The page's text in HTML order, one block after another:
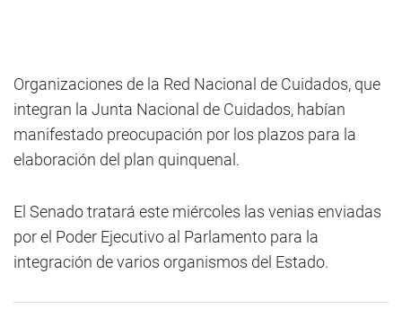
Organizaciones de la Red Nacional de Cuidados, que
integran la Junta Nacional de Cuidados, habían
manifestado preocupación por los plazos para la
elaboración del plan quinquenal.
El Senado tratará este miércoles las venias enviadas
por el Poder Ejecutivo al Parlamento para la
integración de varios organismos del Estado.